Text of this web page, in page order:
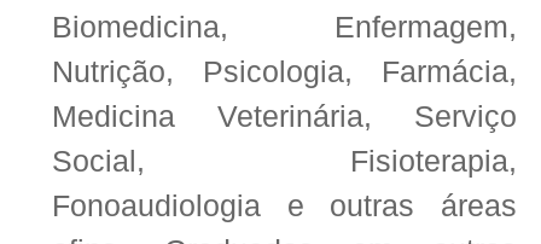
Biomedicina, Enfermagem,
Nutrição, Psicologia, Farmácia,
Medicina Veterinária, Serviço
Social, Fisioterapia,
Fonoaudiologia e outras áreas